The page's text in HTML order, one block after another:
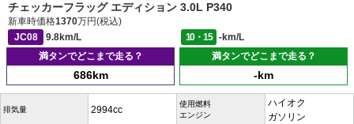
チェッカーフラッグ エディション 3.0L P340
新車時価格1370万円(税込)
JC08
9.8km/L 10・15
-km/L
満タンでどこまで走る？
686km
満タンでどこまで走る？
-km
排気量 2994cc
使用燃料
エンジン
ハイオク
ガソリン